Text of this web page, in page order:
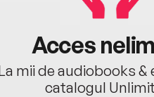
Acces
mii de audiobooks &
catalogul